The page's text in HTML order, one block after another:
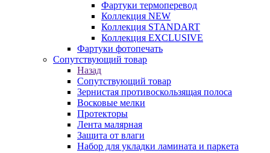
Фартуки термоперевод
Коллекция NEW
Коллекция STANDART
Коллекция EXCLUSIVE
Фартуки фотопечать
Сопутствующий товар
Назад
Сопутствующий товар
Зернистая противоскользящая полоса
Восковые мелки
Протекторы
Лента малярная
Защита от влаги
Набор для укладки ламината и паркета